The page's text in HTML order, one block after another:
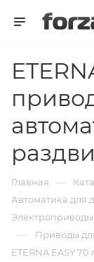
Главная —
Автоматика для
— Приводы
ETERNA EASY